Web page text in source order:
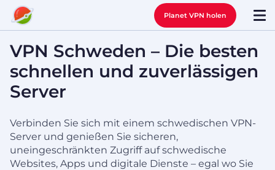
Planet VPN holen
VPN Schweden – Die besten
schnellen und zuverlässigen
Server
Verbinden Sie sich mit einem schwedischen VPN-
Server und genießen Sie sicheren,
uneingeschränkten Zugriff auf schwedische
Websites, Apps und digitale Dienste – egal wo Sie